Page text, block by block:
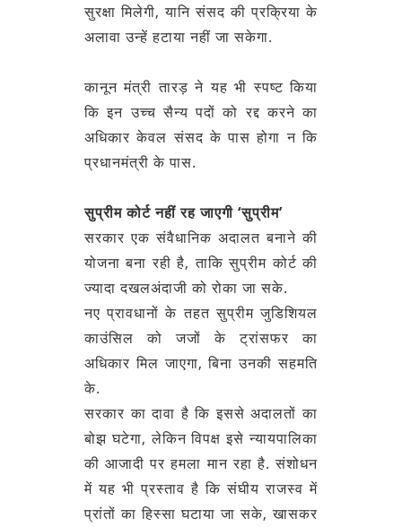
सुरक्षा मिलेगी, यानि संसद की प्रक्रिया के
अलावा उन्हें हटाया नहीं जा सकेगा.
कानून मंत्री तारड़ ने यह भी स्पष्ट किया
कि इन उच्च सैन्य पदों को रद्द करने का
अधिकार केवल संसद के पास होगा न कि
प्रधानमंत्री के पास.
सुप्रीम कोर्ट नहीं रह जाएगी ‘सुप्रीम’
सरकार एक संवैधानिक अदालत बनाने की
योजना बना रही है, ताकि सुप्रीम कोर्ट की
ज्यादा दखलअंदाजी को रोका जा सके.
नए प्रावधानों के तहत सुप्रीम जुडिशियल
काउंसिल को जजों के ट्रांसफर का
अधिकार मिल जाएगा, बिना उनकी सहमति
के.
सरकार का दावा है कि इससे अदालतों का
बोझ घटेगा, लेकिन विपक्ष इसे न्यायपालिका
की आजादी पर हमला मान रहा है. संशोधन
में यह भी प्रस्ताव है कि संघीय राजस्व में
प्रांतों का हिस्सा घटाया जा सके, खासकर